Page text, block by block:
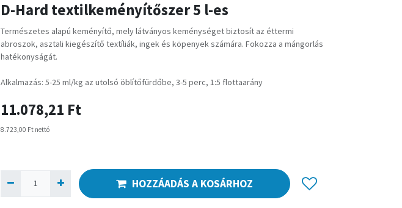
D-Hard textilkeményítőszer 5 l-es
Természetes alapú keményítő, mely látványos keménységet biztosít az éttermi
abroszok, asztali kiegészítő textíliák, ingek és köpenyek számára. Fokozza a mángorlás
hatékonyságát.
Alkalmazás: 5-25 ml/kg az utolsó öblítőfürdőbe, 3-5 perc, 1:5 flottaarány
11.078,21 Ft
8.723,00 Ft nettó
HOZZÁADÁS A KOSÁRHOZ